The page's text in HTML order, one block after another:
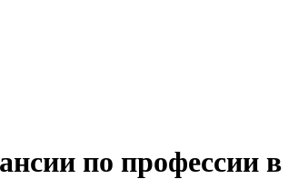
по профессии